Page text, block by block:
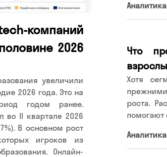
компаний
2026
увеличили
2026 года. Это на
годом ранее.
во II квартале 2026
В основном рост
игроков из
Онлайн-
Аналитика
Что
Хотя
роста.
помогают
Аналитика